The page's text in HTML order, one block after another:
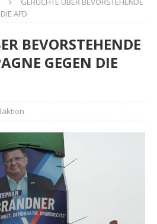
AFD
BEVORSTEHENDE
GEGEN DIE